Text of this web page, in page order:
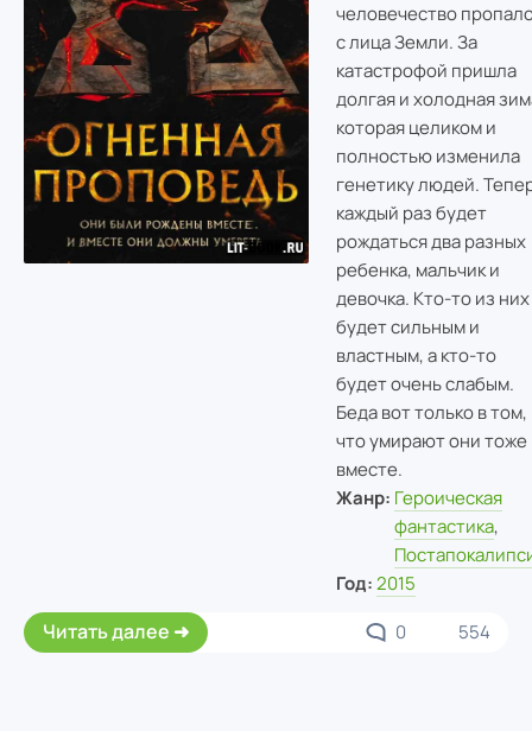
человечество
с лица Земли. За
катастрофой пришла
долгая и холодная
которая целиком и
полностью изменила
генетику людей.
каждый раз будет
рождаться два разных
ребенка, мальчик и
девочка. Кто-то из них
будет сильным и
властным, а кто-то
будет очень слабым.
Беда вот только в том,
что умирают они тоже
вместе.
Жанр: Героическая
фантастика,
Год: 2015
Читать далее 0 554